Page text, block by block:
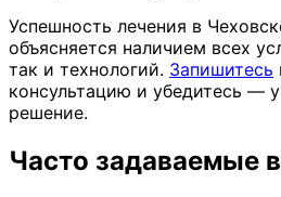
Успешность лечения в
объясняется наличием всех
так и технологий. Запишитесь
консультацию и убедитесь —
решение.
Часто задаваемые